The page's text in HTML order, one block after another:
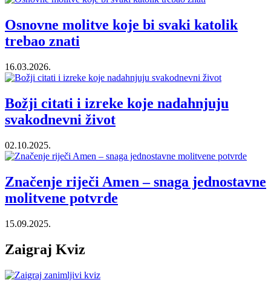
Osnovne molitve koje bi svaki katolik
trebao znati
16.03.2026.
Božji citati i izreke koje nadahnjuju
svakodnevni život
02.10.2025.
Značenje riječi Amen – snaga jednostavne
molitvene potvrde
15.09.2025.
Zaigraj Kviz